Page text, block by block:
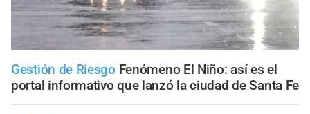
Gestión de Riesgo Fenómeno El Niño: así es el
portal informativo que lanzó la ciudad de Santa Fe